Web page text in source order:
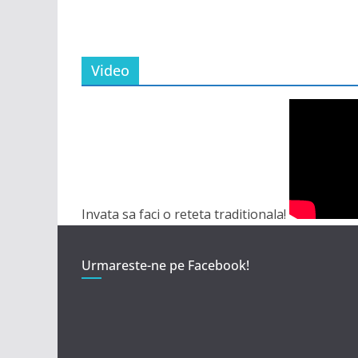
Video
Invata sa faci o reteta traditionala!
Urmareste-ne pe Facebook!